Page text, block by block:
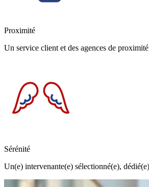
Proximité
Un service client et des agences de
Sérénité
Un(e) intervenante(e) sélectionné(e),